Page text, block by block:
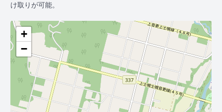
け取りが可能。
+
−